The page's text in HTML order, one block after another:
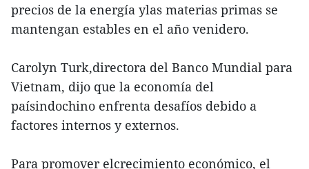
precios de la energía ylas materias primas se
mantengan estables en el año venidero.
Carolyn Turk,directora del Banco Mundial para
Vietnam, dijo que la economía del
paísindochino enfrenta desafíos debido a
factores internos y externos.
Para promover elcrecimiento económico, el